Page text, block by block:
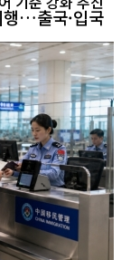
행…출국·입국